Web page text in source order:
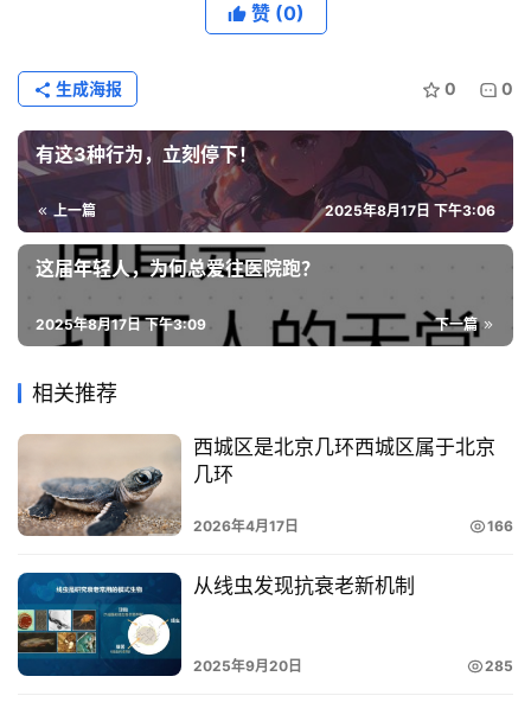
赞 (0)
0 0
生成海报
有这3种行为，立刻停下！
上一篇 2025年8月17日 下午3:06
这届年轻人，为何总爱往医院跑？
下一篇
2025年8月17日 下午3:09
相关推荐
西城区是北京几环西城区属于北京
几环
2026年4月17日 166
从线虫发现抗衰老新机制
2025年9月20日 285